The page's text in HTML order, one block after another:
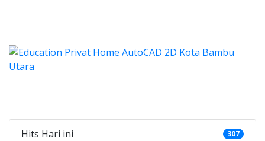
Hits Hari ini 307